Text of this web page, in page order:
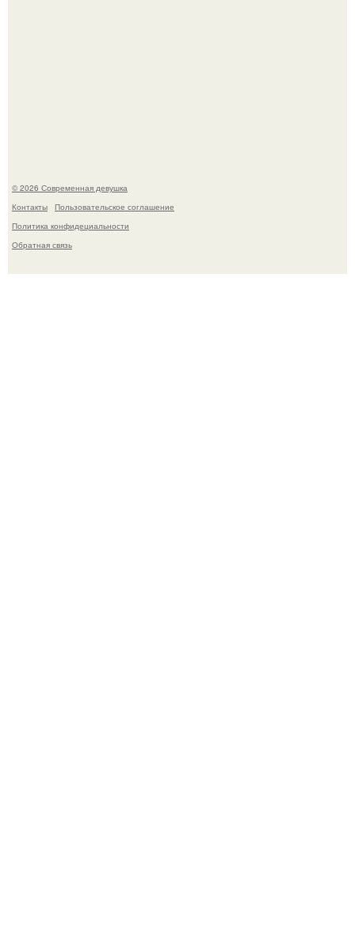
© 2026 Современная девушка
Контакты
Пользовательское соглашение
Политика конфидециальности
Обратная связь